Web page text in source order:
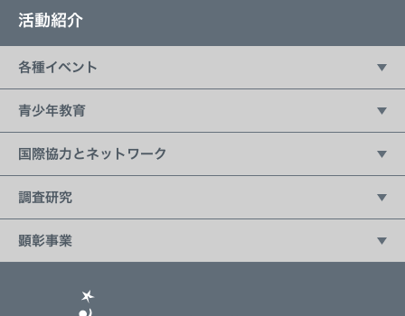
活動紹介
各種イベント
五井平和財団フォーラム
講演会シリーズ：21世紀の価値観
青少年教育
持続可能な開発のための教育（ESD）
国際ユース作文コンテスト
駐日大使館との連携教育プログラム
社会起業家育成プログラム
国際協力とネットワーク
国連との協力
富士宣言イニシアティブ
調査研究
平和科学調査研究会
顕彰事業